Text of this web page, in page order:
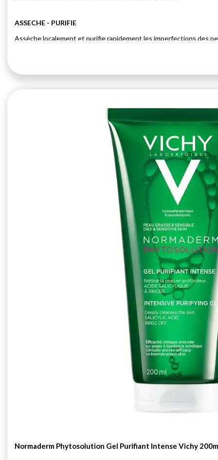
ASSECHE - PURIFIE
Assèche localement et purifie rapidement les imperfections des
Normaderm Phytosolution Gel Purifiant Intense Vichy